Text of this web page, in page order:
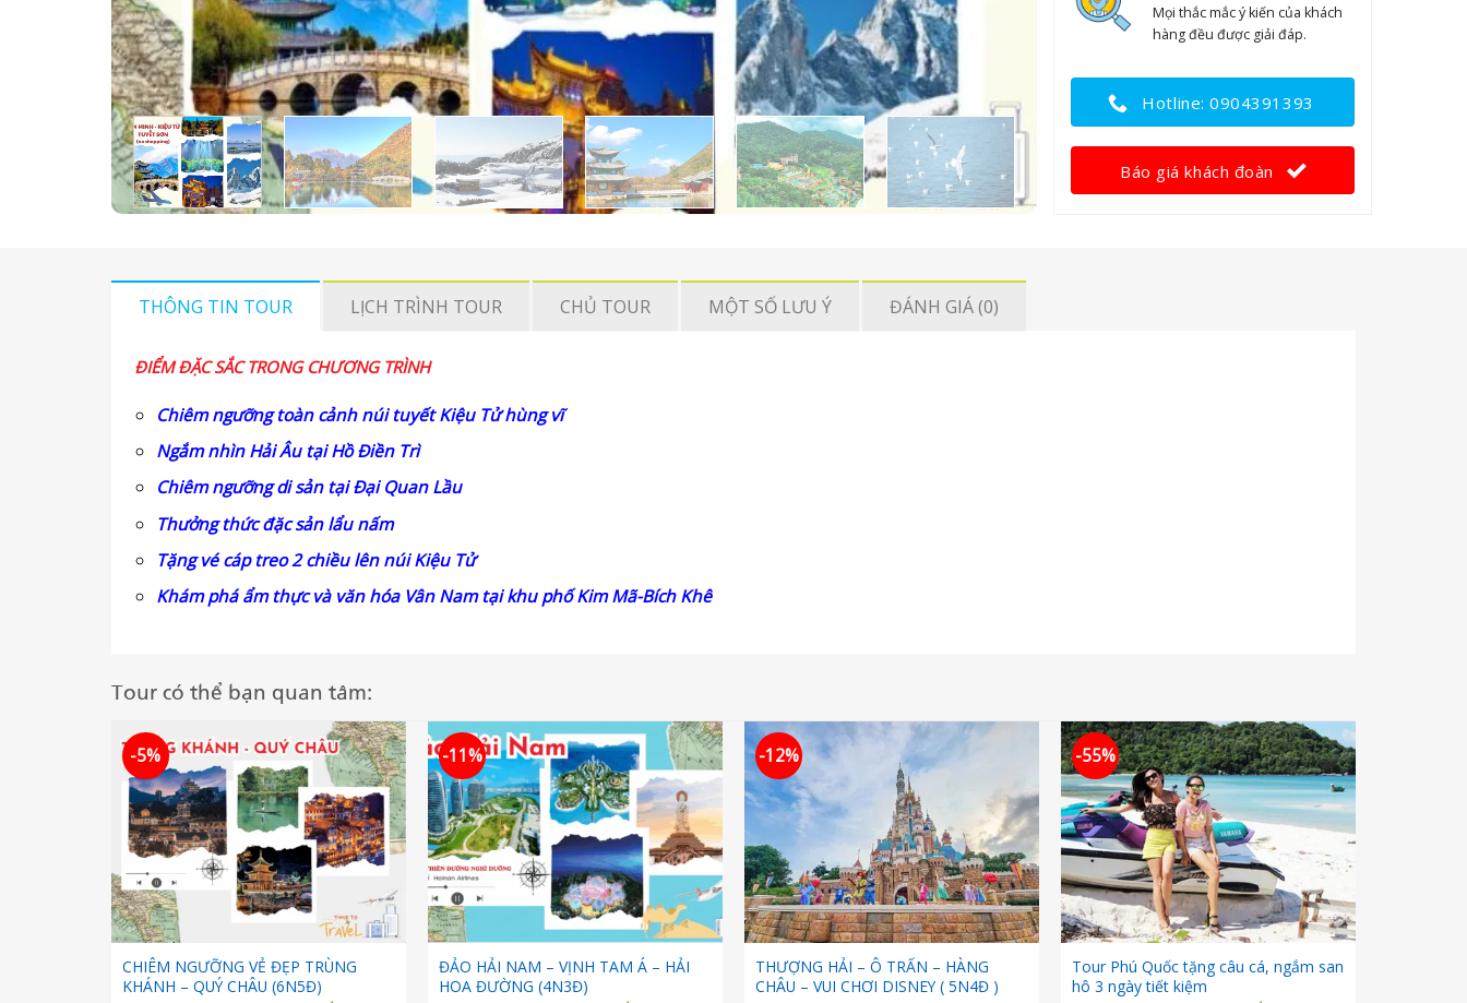
Mọi thắc mắc ý kiến của khách
hàng đều được giải đáp.
Hotline: 0904391393
Báo giá khách đoàn
THÔNG TIN TOUR LỊCH TRÌNH TOUR CHỦ TOUR MỘT SỐ LƯU Ý ĐÁNH GIÁ (0)
ĐIỂM ĐẶC SẮC TRONG CHƯƠNG TRÌNH
Chiêm ngưỡng toàn cảnh núi tuyết Kiệu Tử hùng vĩ
Ngắm nhìn Hải Âu tại Hồ Điền Trì
Chiêm ngưỡng di sản tại Đại Quan Lầu
Thưởng thức đặc sản lẩu nấm
Tặng vé cáp treo 2 chiều lên núi Kiệu Tử
Khám phá ẩm thực và văn hóa Vân Nam tại khu phố Kim Mã-Bích Khê
Tour có thể bạn quan tâm:
-5%
CHIÊM NGƯỠNG VẺ ĐẸP TRÙNG
KHÁNH – QUÝ CHÂU (6N5Đ)
-11%
ĐẢO HẢI NAM – VỊNH TAM Á – HẢI
HOA ĐƯỜNG (4N3Đ)
-12%
THƯỢNG HẢI – Ô TRẤN – HÀNG
CHÂU – VUI CHƠI DISNEY ( 5N4Đ )
-55%
Tour Phú Quốc tặng câu cá, ngắm san
hô 3 ngày tiết kiệm